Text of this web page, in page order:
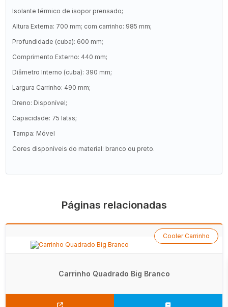
Isolante térmico de isopor prensado;
Altura Externa: 700 mm; com carrinho: 985 mm;
Profundidade (cuba): 600 mm;
Comprimento Externo: 440 mm;
Diâmetro Interno (cuba): 390 mm;
Largura Carrinho: 490 mm;
Dreno: Disponível;
Capacidade: 75 latas;
Tampa: Móvel
Cores disponíveis do material: branco ou preto.
Páginas relacionadas
Carrinho Quadrado Big Branco
Cooler Carrinho